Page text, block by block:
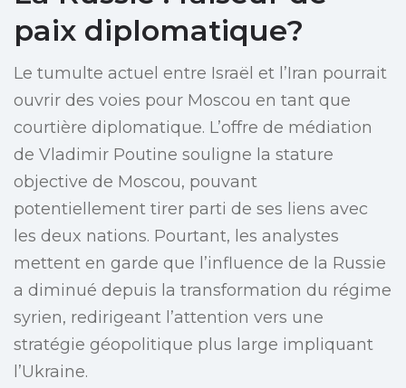
paix diplomatique?
Le tumulte actuel entre Israël et l’Iran pourrait
ouvrir des voies pour Moscou en tant que
courtière diplomatique. L’offre de médiation
de Vladimir Poutine souligne la stature
objective de Moscou, pouvant
potentiellement tirer parti de ses liens avec
les deux nations. Pourtant, les analystes
mettent en garde que l’influence de la Russie
a diminué depuis la transformation du régime
syrien, redirigeant l’attention vers une
stratégie géopolitique plus large impliquant
l’Ukraine.